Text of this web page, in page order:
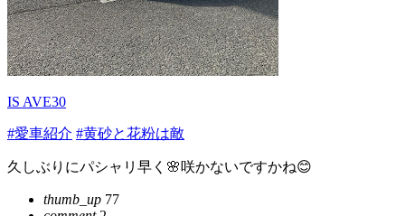
IS AVE30
#愛車紹介 #黄砂と花粉は敵
久しぶりにパシャリ早く🌸咲かないですかね😊
thumb_up 77